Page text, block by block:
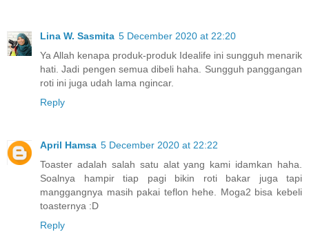
Lina W. Sasmita 5 December 2020 at 22:20
Ya Allah kenapa produk-produk Idealife ini sungguh menarik
hati. Jadi pengen semua dibeli haha. Sungguh panggangan
roti ini juga udah lama ngincar.
Reply
April Hamsa 5 December 2020 at 22:22
Toaster adalah salah satu alat yang kami idamkan haha.
Soalnya hampir tiap pagi bikin roti bakar juga tapi
manggangnya masih pakai teflon hehe. Moga2 bisa kebeli
toasternya :D
Reply